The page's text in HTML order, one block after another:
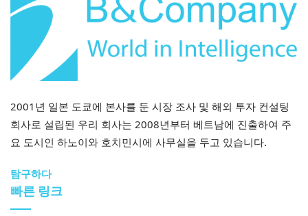
2001년 일본 도쿄에 본사를 둔 시장 조사 및 해외 투자 컨설팅
회사로 설립된 우리 회사는 2008년부터 베트남에 진출하여 주
요 도시인 하노이와 호치민시에 사무실을 두고 있습니다.
탐구하다
빠른 링크